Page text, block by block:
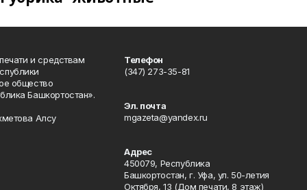
и средствам
общество
Башкортостан».
Алсу
Телефон
(347) 273-35-81
Эл. почта
mgazeta@yandex.ru
Адрес
450079, Республика
Башкортостан, г. Уфа, ул. 50-летия
Октября, 13 (Дом печати, 8 этаж)